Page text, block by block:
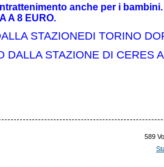
anche per i bambini.
A 8 EURO.
STAZIONEDI TORINO
DALLA STAZIONE DI CERES
589